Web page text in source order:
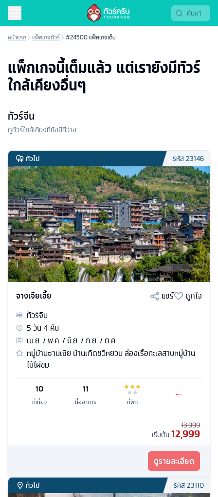
หน้าแรก แพ็คเกจทัวร์ #24500 แพ็คเกจเต็ม
แพ็กเกจนี้เต็มแล้ว แต่เรายังมีทัวร์
ใกล้เคียงอื่นๆ
ทัวร์จีน
ดูทัวร์ใกล้เคียงที่ยังมีที่ว่าง
ทั่วไป รหัส23146
จางเจียเจี้ย แชร์
ถูกใจ
ทัวร์จีน
5วัน4 คืน
เม.ย. / พ.ค. / มิ.ย. / ก.ย. / ต.ค.
หมู่บ้านซานเซีย บ้านเกิดชวีหยวน ล่องเรือทะเลสาบหมู่บ้าน
ไม้ไผ่ขม
10
ที่เที่ยว
11
มื้ออาหาร ที่พัก
13,999
เริ่มต้น 12,999
ดูรายละเอียด
ทั่วไป รหัส23110